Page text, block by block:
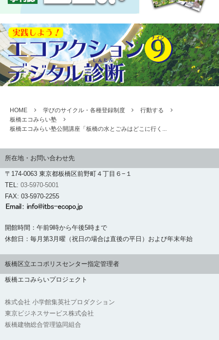
HOME 学びのサイクル・各種登録制度
行動する
板橋エコみらい塾
板橋エコみらい塾公開講座「板橋の水とごみはどこに行く...
所在地・お問い合わせ先
〒174-0063 東京都板橋区前野町４丁目６−１
TEL: 03-5970-5001
FAX: 03-5970-2255
開館時間：午前9時から午後5時まで
休館日：毎月第3月曜（祝日の場合は直後の平日）および年末年始
板橋区立エコポリスセンター指定管理者
板橋エコみらいプロジェクト
株式会社 小学館集英社プロダクション
東京ビジネスサービス株式会社
板橋建物総合管理協同組合